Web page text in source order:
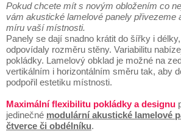
Pokud chcete mít s novým obložením co
vám akustické lamelové panely přivezeme
míru vaší místnosti.
Panely se dají snadno krátit do šířky i
odpovídaly rozměru stěny. Variabilitu
pokládky. Lamelový obklad je možné na
vertikálním i horizontálním směru tak, aby
podpořil estetiku místnosti.
Maximální flexibilitu pokládky a designu
jedinečné modulární akustické lamelové
čtverce či obdélníku.